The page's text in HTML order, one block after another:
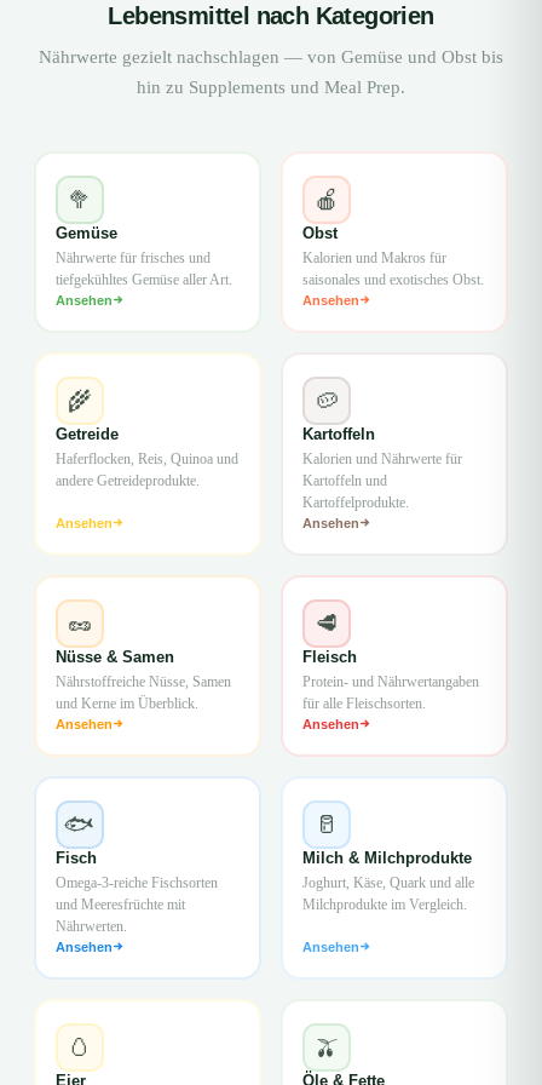
Lebensmittel nach Kategorien
Nährwerte gezielt nachschlagen — von Gemüse und Obst bis
hin zu Supplements und Meal Prep.
🥦
Gemüse
Nährwerte für frisches und
tiefgekühltes Gemüse aller Art.
Ansehen
🍎
Obst
Kalorien und Makros für
saisonales und exotisches Obst.
Ansehen
🌾
Getreide
Haferflocken, Reis, Quinoa und
andere Getreideprodukte.
Ansehen
🥔
Kartoffeln
Kalorien und Nährwerte für
Kartoffeln und
Kartoffelprodukte.
Ansehen
🥜
Nüsse & Samen
Nährstoffreiche Nüsse, Samen
und Kerne im Überblick.
Ansehen
🥩
Fleisch
Protein- und Nährwertangaben
für alle Fleischsorten.
Ansehen
🐟
Fisch
Omega-3-reiche Fischsorten
und Meeresfrüchte mit
Nährwerten.
Ansehen
🥛
Milch & Milchprodukte
Joghurt, Käse, Quark und alle
Milchprodukte im Vergleich.
Ansehen
🥚
Eier
🫒
Öle & Fette